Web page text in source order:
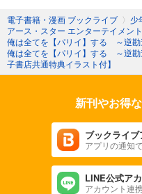
電子書籍・漫画 ブックライブ 〉 少
アース・スター エンターテイメント
俺は全てを【パリイ】する ～逆勘
俺は全てを【パリイ】する ～逆
子書店共通特典イラスト付】
新刊やお得
ブックライブ
アプリの通知
LINE公式ア
アカウント連